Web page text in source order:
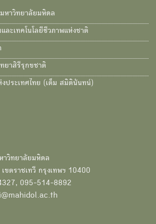
หาวิทยาลัยมหิดล
ละเทคโนโลยีชีวภาพแห่งชาติ
ยาสิรีรุกขชาติ
ประเทศไทย (เต็ม สมิตินันทน์)
าวิทยาลัยมหิดล
ขตราชเทวี กรุงเทพฯ 10400
095-514-8892